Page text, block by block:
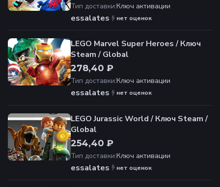
Тип доставки:Ключ активации
essalates нет оценок
LEGO Marvel Super Heroes / Ключ
Steam / Global
278,40 ₽
Тип доставки:Ключ активации
essalates нет оценок
LEGO Jurassic World / Ключ Steam /
Global
254,40 ₽
Тип доставки:Ключ активации
essalates нет оценок